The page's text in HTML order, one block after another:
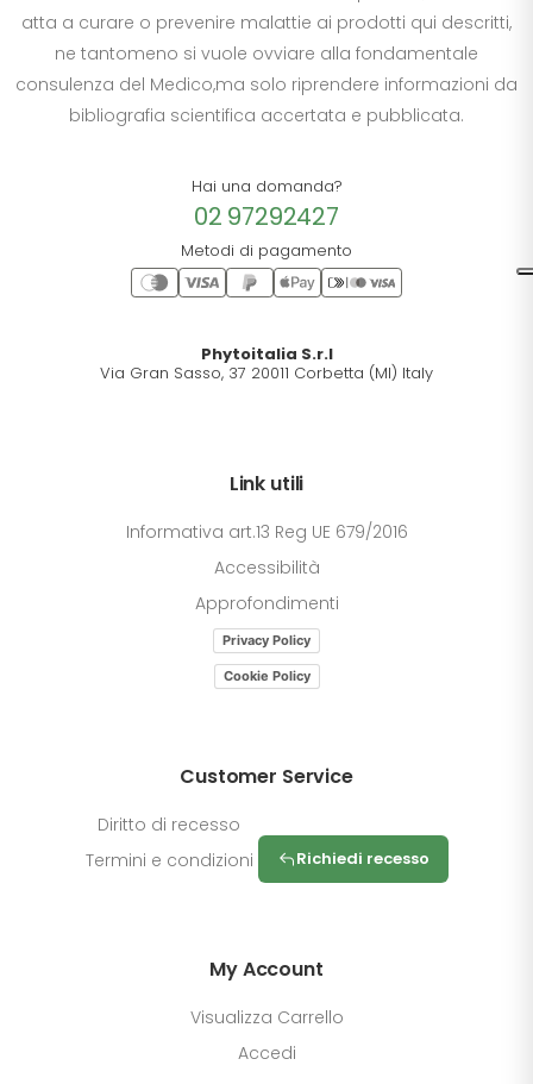
atta a curare o prevenire malattie ai prodotti qui descritti,
ne tantomeno si vuole ovviare alla fondamentale
consulenza del Medico,ma solo riprendere informazioni da
bibliografia scientifica accertata e pubblicata.
Hai una domanda?
02 97292427
Metodi di pagamento
Phytoitalia S.r.l
Via Gran Sasso, 37 20011 Corbetta (MI) Italy
Link utili
Informativa art.13 Reg UE 679/2016
Accessibilità
Approfondimenti
Privacy Policy
Cookie Policy
Customer Service
Diritto di recesso
Termini e condizioni
Richiedi recesso
My Account
Visualizza Carrello
Accedi